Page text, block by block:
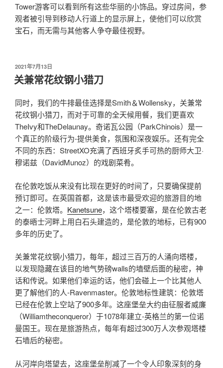
Tower游客可以看到所有这些华丽的小饰品。穿过房间，参
观者被引导到移动人行道上的显示屏上，使他们可以欣赏
宝石，而无需与其他客人争夺最佳视野。
发
布
于
2021年7月13日
关兼常花纹钢小猎刀
同时，我们的牛排最佳选择是Smith＆Wollensky，关兼常
花纹钢小猎刀，而对于可靠的全天候用餐，我们更喜欢
TheIvy和TheDelaunay。奇诺瓦公园（ParkChinois）是一
个真正的阶级行为-提供美食，氛围和深夜娱乐。还有完全
不同的东西：StreetXO充满了西班牙炙手可热的厨师大卫·
穆诺兹（DavidMunoz）的戏剧菜肴。
在伦敦吃饭从来没有比现在更好的时间了，只要确保提前
预订即可。在英国首都，这是该市最受欢迎的旅游目的地
之一：伦敦塔。 Kanetsune，这个塔楼要塞，是在伦敦古老
的泰晤士河畔上用白石头建造的，是伦敦的地标，已有900
多年的历史了。
关兼常花纹钢小猎刀，每年，超过三百万的人涌向塔楼，
以发现隐藏在该目的地气势磅walls的墙壁后面的秘密，神
话和传说。如果他们幸运的话，他们会碰上一个比其他人
更了解他们的人-Ravenmaster。伦敦地标性建筑：伦敦塔
已经在伦敦上空站了900多年。这座堡垒大约由征服者威廉
（Williamtheconqueror）于1078年建立-英格兰的第一位诺
曼国王。现在是旅游热点，每年有超过300万人次参观塔楼
石墙后的秘密。
从河岸向塔望去，这座堡垒削减了一个令人印象深刻的身